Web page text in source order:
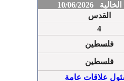
10/06/2026
القدس
4
فلسطين
فلسطين
علاقات عامة